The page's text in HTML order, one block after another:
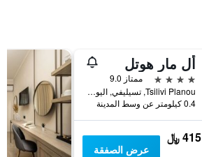
أل مار هوتل
4 نجوم
ممتاز 9.0
Tsilivi Planou, تسيليفي, اليونان
0.4 كيلومتر عن وسط المدينة
415 ﷼
عرض الصفقة